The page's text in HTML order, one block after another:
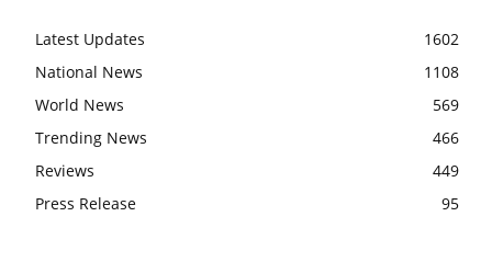
Latest Updates
1602
National News
1108
World News
569
Trending News
466
Reviews
449
Press Release
95